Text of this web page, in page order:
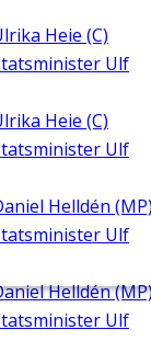
Heie (C)
Ulf
Heie (C)
Ulf
Helldén
Ulf
Helldén
Ulf